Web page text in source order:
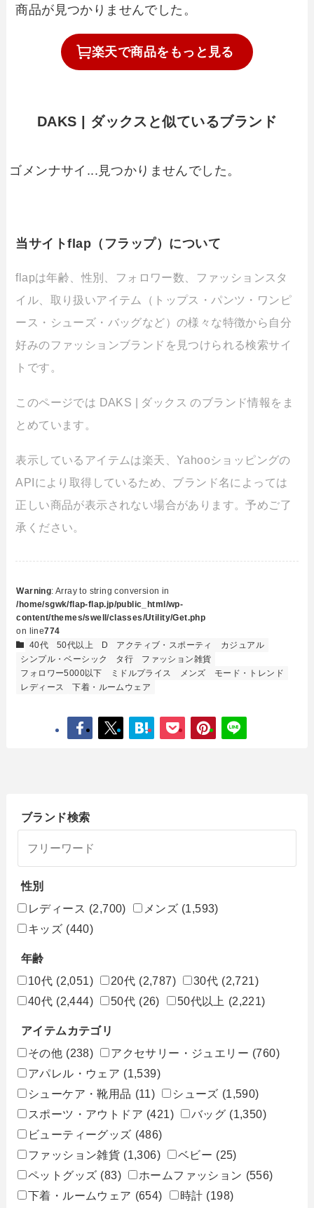
商品が見つかりませんでした。
楽天で商品を もっと見る
DAKS | ダックスと似ているブランド
ゴメンナサイ...見つかりませんでした。
当サイトflap（フラップ）について
flapは年齢、性別、フォロワー数、ファッションスタ
イル、取り扱いアイテム（トップス・パンツ・ワンピ
ース・シューズ・バッグなど）の様々な特徴から自分
好みのファッションブランドを見つけられる検索サイ
トです。
このページでは DAKS | ダックス のブランド情報をま
とめています。
表示しているアイテムは楽天、Yahooショッピングの
APIにより取得しているため、ブランド名によっては
正しい商品が表示されない場合があります。予めご了
承ください。
Warning: Array to string conversion in
/home/sgwk/flap-flap.jp/public_html/wp-
content/themes/swell/classes/Utility/Get.php
on line774
40代
50代以上 D アクティブ・スポーティ
カジュアル
シンプル・ベーシック
タ行
ファッション雑貨
フォロワー5000以下
ミドルプライス メンズ
モード・トレンド
レディース
下着・ルームウェア
ブランド検索
性別
レディース (2,700) メンズ (1,593)
キッズ (440)
年齢
10代 (2,051) 20代 (2,787) 30代 (2,721)
40代 (2,444) 50代 (26) 50代以上 (2,221)
アイテムカテゴリ
その他 (238) アクセサリー・ジュエリー (760)
アパレル・ウェア (1,539)
シューケア・靴用品 (11) シューズ (1,590)
スポーツ・アウトドア (421) バッグ (1,350)
ビューティーグッズ (486)
ファッション雑貨 (1,306) ベビー (25)
ペットグッズ (83) ホームファッション (556)
下着・ルームウェア (654) 時計 (198)